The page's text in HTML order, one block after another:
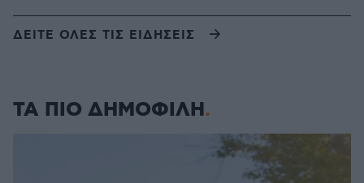
ΔΕΙΤΕ ΟΛΕΣ ΤΙΣ ΕΙΔΗΣΕΙΣ
ΤΑ ΠΙΟ ΔΗΜΟΦΙΛΗ